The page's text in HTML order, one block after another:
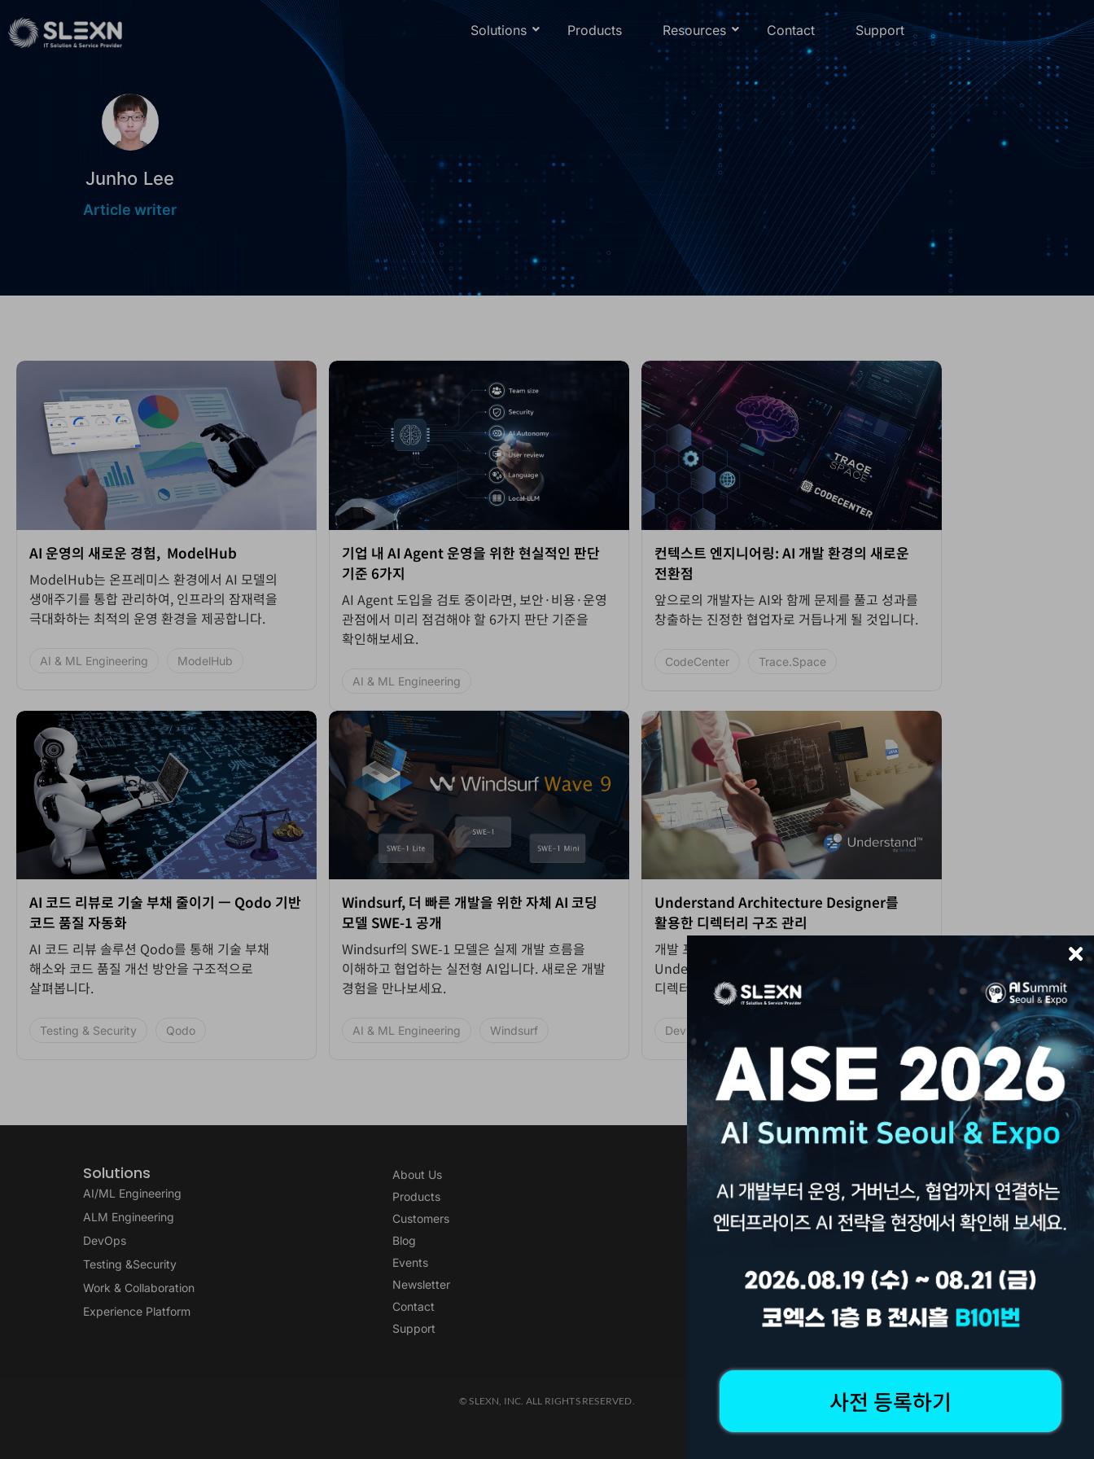
Solutions Products Resources Contact Support
Junho Lee
Article writer
AI 운영의 새로운 경험, ModelHub
ModelHub는 온프레미스 환경에서 AI 모델의
생애주기를 통합 관리하여, 인프라의 잠재력을
극대화하는 최적의 운영 환경을 제공합니다.
AI & ML Engineering ModelHub
기업 내 AI Agent 운영을 위한 현실적인 판단
기준 6가지
AI Agent 도입을 검토 중이라면, 보안·비용·운영
관점에서 미리 점검해야 할 6가지 판단 기준을
확인해보세요.
AI & ML Engineering
컨텍스트 엔지니어링: AI 개발 환경의 새로운
전환점
앞으로의 개발자는 AI와 함께 문제를 풀고 성과를
창출하는 진정한 협업자로 거듭나게 될 것입니다.
CodeCenter Trace.Space
AI 코드 리뷰로 기술 부채 줄이기 ㅡ Qodo 기반
코드 품질 자동화
AI 코드 리뷰 솔루션 Qodo를 통해 기술 부채
해소와 코드 품질 개선 방안을 구조적으로
살펴봅니다.
Testing & Security Qodo
Windsurf, 더 빠른 개발을 위한 자체 AI 코딩
모델 SWE-1 공개
Windsurf의 SWE-1 모델은 실제 개발 흐름을
이해하고 협업하는 실전형 AI입니다. 새로운 개발
경험을 만나보세요.
AI & ML Engineering Windsurf
Understand Architecture Designer를
활용한 디렉터리 구조 관리
개발 프로젝트의 구조 관리를 더 유연하게.
Understand의 Architecture Designer로
디렉터리 구조를 시각화하고, 실험해보세요.
DevOps
Solutions
AI/ML Engineering
ALM Engineering
DevOps
Testing &Security
Work & Collaboration
Experience Platform
About Us
Products
Customers
Blog
Events
Newsletter
Contact
Support
(유)슬렉슨
서울 강서구 양천로 583 (우림블루나인) A-2003,4
02-555-4887, 4847
© SLEXN, INC. ALL RIGHTS RESERVED. 사전 등록하기